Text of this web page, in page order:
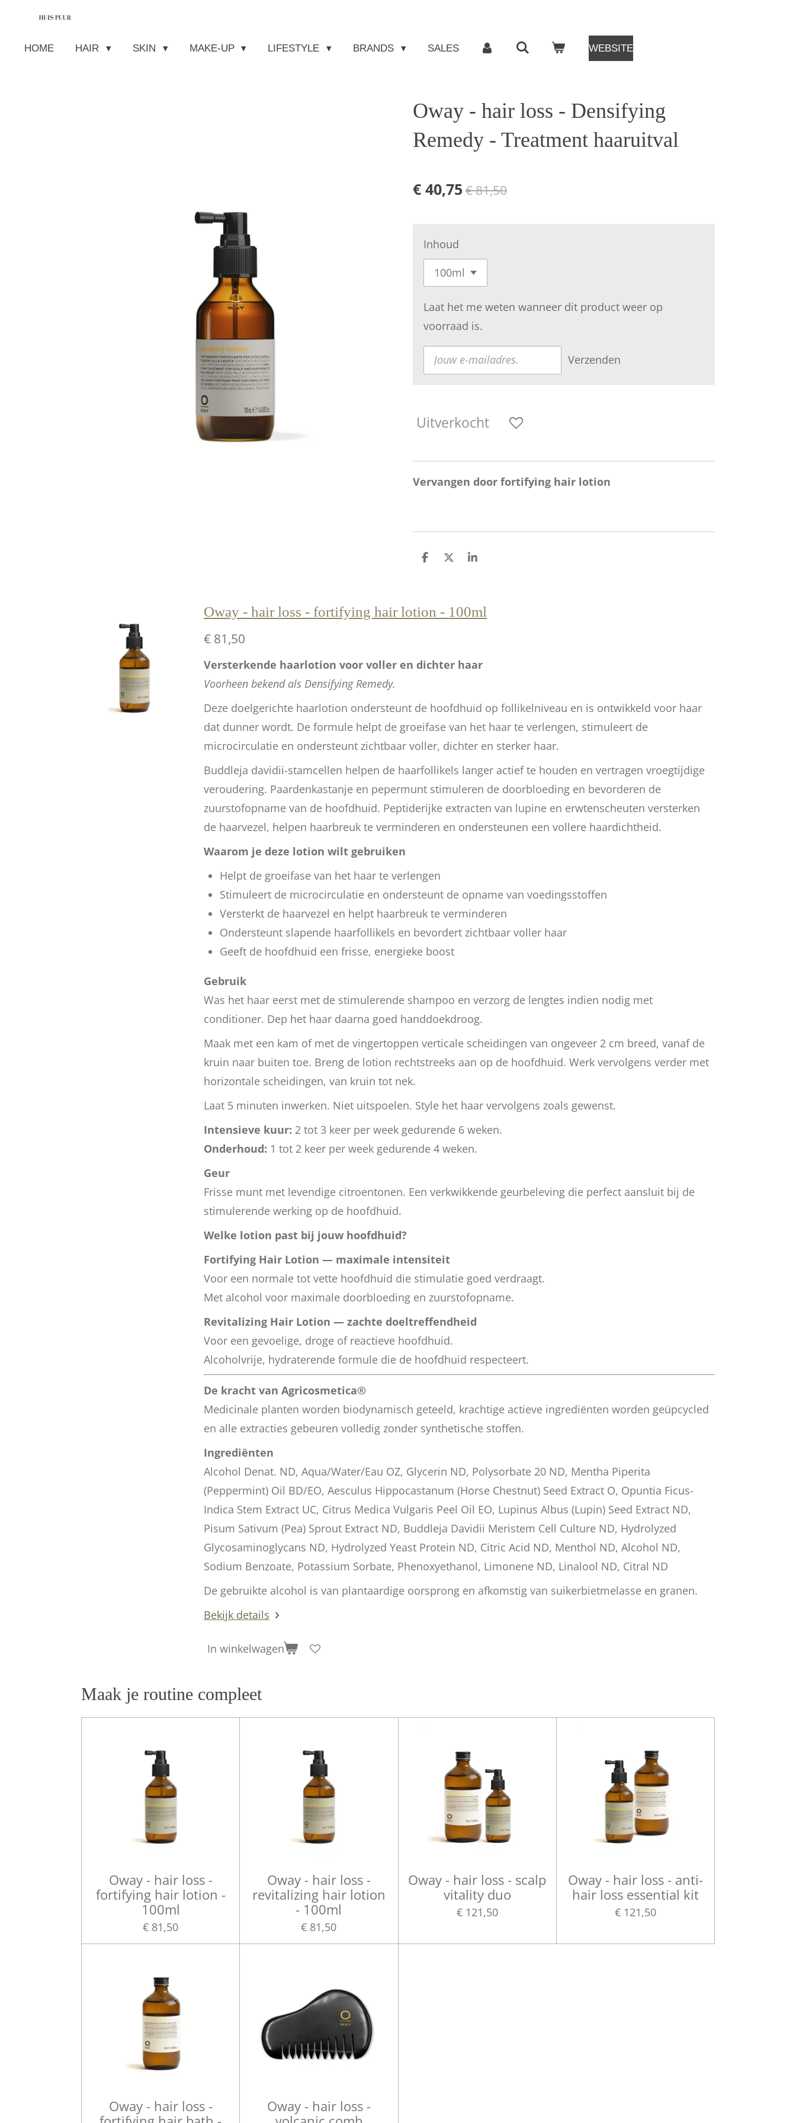
naarHOME HAIR SKIN MAKE-UP LIFESTYLE BRANDS SALES WEBSITE
Oway - hair loss - Densifying
Remedy - Treatment haaruitval
€ 40,75 € 81,50
Inhoud
Laat het me weten wanneer dit product weer op
voorraad is.
Verzenden
Uitverkocht
Vervangen door fortifying hair lotion
D
D
S
Oway - hair loss - fortifying hair lotion - 100ml
€ 81,50
Versterkende haarlotion voor voller en dichter haar
Voorheen bekend als Densifying Remedy.
Deze doelgerichte haarlotion ondersteunt de hoofdhuid op follikelniveau en is ontwikkeld voor haar
dat dunner wordt. De formule helpt de groeifase van het haar te verlengen, stimuleert de
microcirculatie en ondersteunt zichtbaar voller, dichter en sterker haar.
Buddleja davidii-stamcellen helpen de haarfollikels langer actief te houden en vertragen vroegtijdige
veroudering. Paardenkastanje en pepermunt stimuleren de doorbloeding en bevorderen de
zuurstofopname van de hoofdhuid. Peptiderijke extracten van lupine en erwtenscheuten versterken
de haarvezel, helpen haarbreuk te verminderen en ondersteunen een vollere haardichtheid.
Waarom je deze lotion wilt gebruiken
Helpt de groeifase van het haar te verlengen
Stimuleert de microcirculatie en ondersteunt de opname van voedingsstoffen
Versterkt de haarvezel en helpt haarbreuk te verminderen
Ondersteunt slapende haarfollikels en bevordert zichtbaar voller haar
Geeft de hoofdhuid een frisse, energieke boost
Gebruik
Was het haar eerst met de stimulerende shampoo en verzorg de lengtes indien nodig met
conditioner. Dep het haar daarna goed handdoekdroog.
Maak met een kam of met de vingertoppen verticale scheidingen van ongeveer 2 cm breed, vanaf de
kruin naar buiten toe. Breng de lotion rechtstreeks aan op de hoofdhuid. Werk vervolgens verder met
horizontale scheidingen, van kruin tot nek.
Laat 5 minuten inwerken. Niet uitspoelen. Style het haar vervolgens zoals gewenst.
Intensieve kuur: 2 tot 3 keer per week gedurende 6 weken.
Onderhoud: 1 tot 2 keer per week gedurende 4 weken.
Geur
Frisse munt met levendige citroentonen. Een verkwikkende geurbeleving die perfect aansluit bij de
stimulerende werking op de hoofdhuid.
Welke lotion past bij jouw hoofdhuid?
Fortifying Hair Lotion — maximale intensiteit
Voor een normale tot vette hoofdhuid die stimulatie goed verdraagt.
Met alcohol voor maximale doorbloeding en zuurstofopname.
Revitalizing Hair Lotion — zachte doeltreffendheid
Voor een gevoelige, droge of reactieve hoofdhuid.
Alcoholvrije, hydraterende formule die de hoofdhuid respecteert.
De kracht van Agricosmetica®
Medicinale planten worden biodynamisch geteeld, krachtige actieve ingrediënten worden geüpcycled
en alle extracties gebeuren volledig zonder synthetische stoffen.
Ingrediënten
Alcohol Denat. ND, Aqua/Water/Eau OZ, Glycerin ND, Polysorbate 20 ND, Mentha Piperita
(Peppermint) Oil BD/EO, Aesculus Hippocastanum (Horse Chestnut) Seed Extract O, Opuntia Ficus-
Indica Stem Extract UC, Citrus Medica Vulgaris Peel Oil EO, Lupinus Albus (Lupin) Seed Extract ND,
Pisum Sativum (Pea) Sprout Extract ND, Buddleja Davidii Meristem Cell Culture ND, Hydrolyzed
Glycosaminoglycans ND, Hydrolyzed Yeast Protein ND, Citric Acid ND, Menthol ND, Alcohol ND,
Sodium Benzoate, Potassium Sorbate, Phenoxyethanol, Limonene ND, Linalool ND, Citral ND
De gebruikte alcohol is van plantaardige oorsprong en afkomstig van suikerbietmelasse en granen.
Bekijk details
In winkelwagen
Maak je routine compleet
Oway - hair loss -
fortifying hair lotion -
100ml
€ 81,50
Oway - hair loss -
revitalizing hair lotion
- 100ml
€ 81,50
Oway - hair loss - scalp
vitality duo
€ 121,50
Oway - hair loss - anti-
hair loss essential kit
€ 121,50
Oway - hair loss -
Oway - hair loss -